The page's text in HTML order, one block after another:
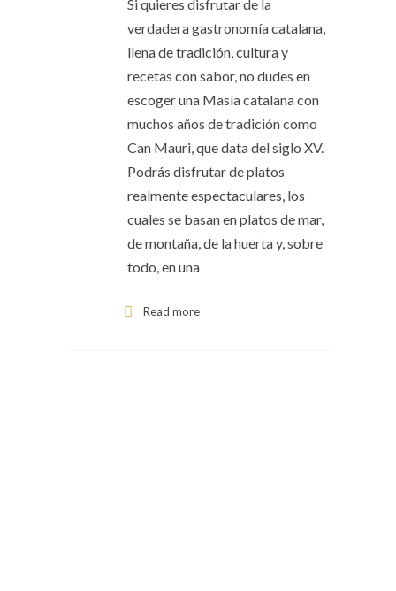
Si quieres disfrutar de la
verdadera gastronomía catalana,
llena de tradición, cultura y
recetas con sabor, no dudes en
escoger una Masía catalana con
muchos años de tradición como
Can Mauri, que data del siglo XV.
Podrás disfrutar de platos
realmente espectaculares, los
cuales se basan en platos de mar,
de montaña, de la huerta y, sobre
todo, en una
Read more